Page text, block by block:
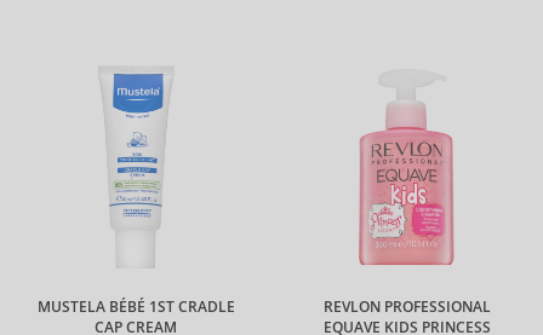
MUSTELA BÉBÉ 1ST CRADLE
CAP CREAM
REVLON PROFESSIONAL
EQUAVE KIDS PRINCESS